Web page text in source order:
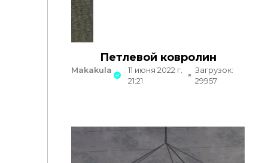
Петлевой ковролин
Makakula
11 июня 2022 г.
21:21
Загрузок:
29957